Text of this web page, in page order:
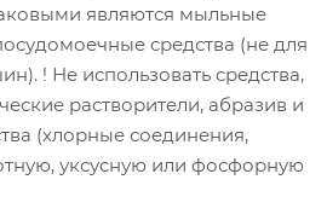
являются мыльные
средства (не для
! Не использовать средства,
растворители, абразив и
(хлорные соединения,
уксусную или фосфорную